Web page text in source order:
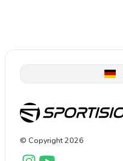
© Copyright2026